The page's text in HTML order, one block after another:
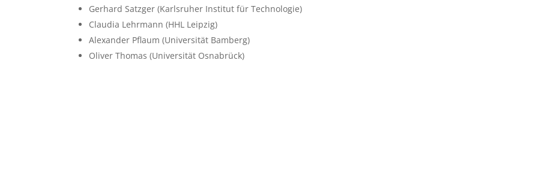
Gerhard Satzger (Karlsruher Institut für Technologie)
Claudia Lehrmann (HHL Leipzig)
Alexander Pflaum (Universität Bamberg)
Oliver Thomas (Universität Osnabrück)